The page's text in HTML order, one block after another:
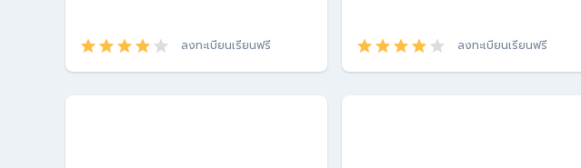
ลงทะเบียนเรียนฟรี ลงทะเบียนเรียนฟรี